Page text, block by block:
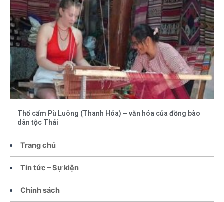
Trang chủ
Tin tức – Sự kiện
Chính sách
Thổ cẩm Pù Luông (Thanh Hóa) – văn hóa của đồng bào
dân tộc Thái